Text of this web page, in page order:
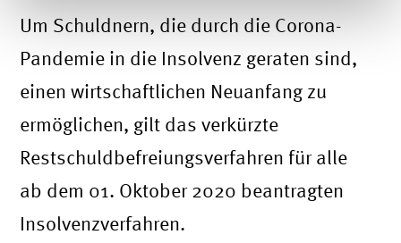
Um Schuldnern, die durch die Corona-
Pandemie in die Insolvenz geraten sind,
einen wirtschaftlichen Neuanfang zu
ermöglichen, gilt das verkürzte
Restschuldbefreiungsverfahren für alle
ab dem 01. Oktober 2020 beantragten
Insolvenzverfahren.